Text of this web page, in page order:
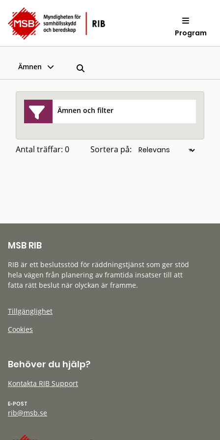
Program
Ämnen
Ämnen och filter
Antal träffar: 0 Sortera på:
MSB RIB
RIB är ett beslutsstöd för räddningstjänst som ger stöd
hela vägen från planering av framtida insatser till att
fatta rätt beslut när olyckan är framme.
Tillgänglighet
Cookies
Behöver du hjälp?
Kontakta RIB Support
E-POST
rib@msb.se